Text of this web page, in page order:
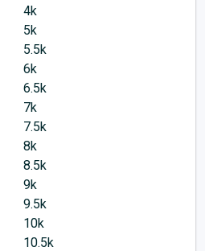
4k
5k
5.5k
6k
6.5k
7k
7.5k
8k
8.5k
9k
9.5k
10k
10.5k